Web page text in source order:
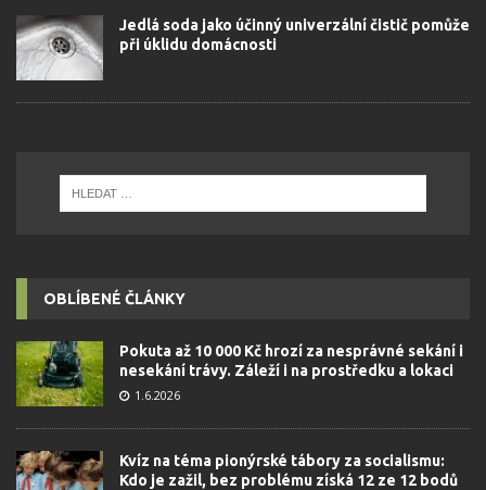
Jedlá soda jako účinný univerzální čistič pomůže
při úklidu domácnosti
OBLÍBENÉ ČLÁNKY
Pokuta až 10 000 Kč hrozí za nesprávné sekání i
nesekání trávy. Záleží i na prostředku a lokaci
1.6.2026
Kvíz na téma pionýrské tábory za socialismu:
Kdo je zažil, bez problému získá 12 ze 12 bodů